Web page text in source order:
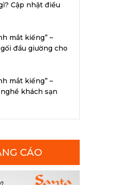
Cập nhật điều
mắt kiếng” –
đầu giường cho
mắt kiếng” –
khách sạn
CÁO